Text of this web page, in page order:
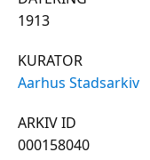
1913
KURATOR
Aarhus Stadsarkiv
ARKIV ID
000158040